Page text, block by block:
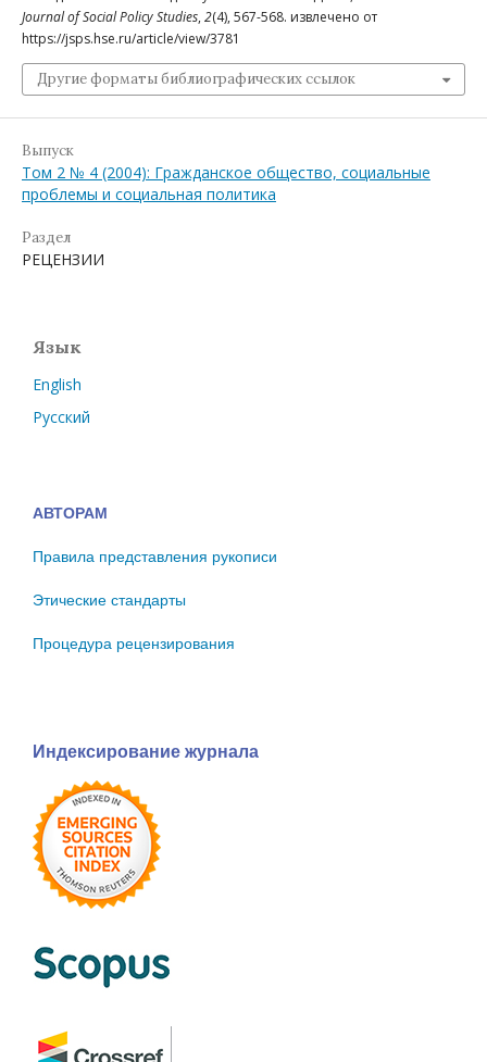
Journal of Social Policy Studies, 2(4), 567-568. извлечено от
https://jsps.hse.ru/article/view/3781
Другие форматы библиографических ссылок
Выпуск
Том 2 № 4 (2004): Гражданское общество, социальные
проблемы и социальная политика
Раздел
РЕЦЕНЗИИ
Язык
English
Русский
АВТОРАМ
Правила представления рукописи
Этические стандарты
Процедура рецензирования
Индексирование журнала